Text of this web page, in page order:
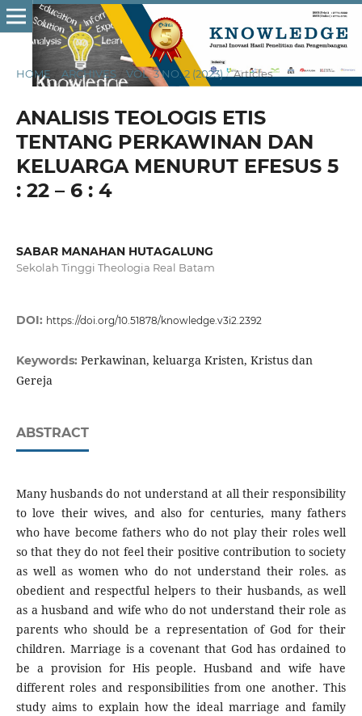
HOME ARCHIVES / VOL. 3 NO. 2 (2023) / Articles
ANALISIS TEOLOGIS ETIS
TENTANG PERKAWINAN DAN
KELUARGA MENURUT EFESUS 5
: 22 – 6 : 4
SABAR MANAHAN HUTAGALUNG
Sekolah Tinggi Theologia Real Batam
DOI: https://doi.org/10.51878/knowledge.v3i2.2392
Keywords: Perkawinan, keluarga Kristen, Kristus dan
Gereja
ABSTRACT
Many husbands do not understand at all their responsibility
to love their wives, and also for centuries, many fathers
who have become fathers who do not play their roles well
so that they do not feel their positive contribution to society
as well as women who do not understand their roles. as
obedient and respectful helpers to their husbands, as well
as a husband and wife who do not understand their role as
parents who should be a representation of God for their
children. Marriage is a covenant that God has ordained to
be a provision for His people. Husband and wife have
different roles and responsibilities from one another. This
study aims to explain how the ideal marriage and family